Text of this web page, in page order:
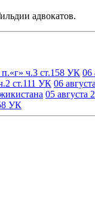
адвокатов.
ч.3 ст.158 УК 06
ст.111 УК 06
05 августа
УК